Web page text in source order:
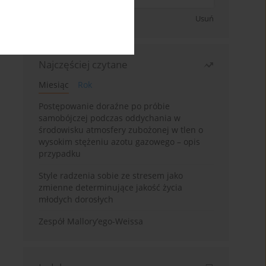
Usuń
Najczęściej czytane
Miesiąc
Rok
Postępowanie doraźne po próbie
samobójczej podczas oddychania w
środowisku atmosfery zubożonej w tlen o
wysokim stężeniu azotu gazowego – opis
przypadku
Style radzenia sobie ze stresem jako
zmienne determinujące jakość życia
młodych dorosłych
Zespół Mallory’ego-Weissa